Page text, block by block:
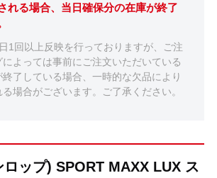
れる場合、当日確保分の在庫が終了
1回以上反映を行っておりますが、ご注
よっては事前にご注文いただいている
了している場合、一時的な欠品により
る場合がございます。ご了承ください。
ップ) SPORT MAXX LUX ス